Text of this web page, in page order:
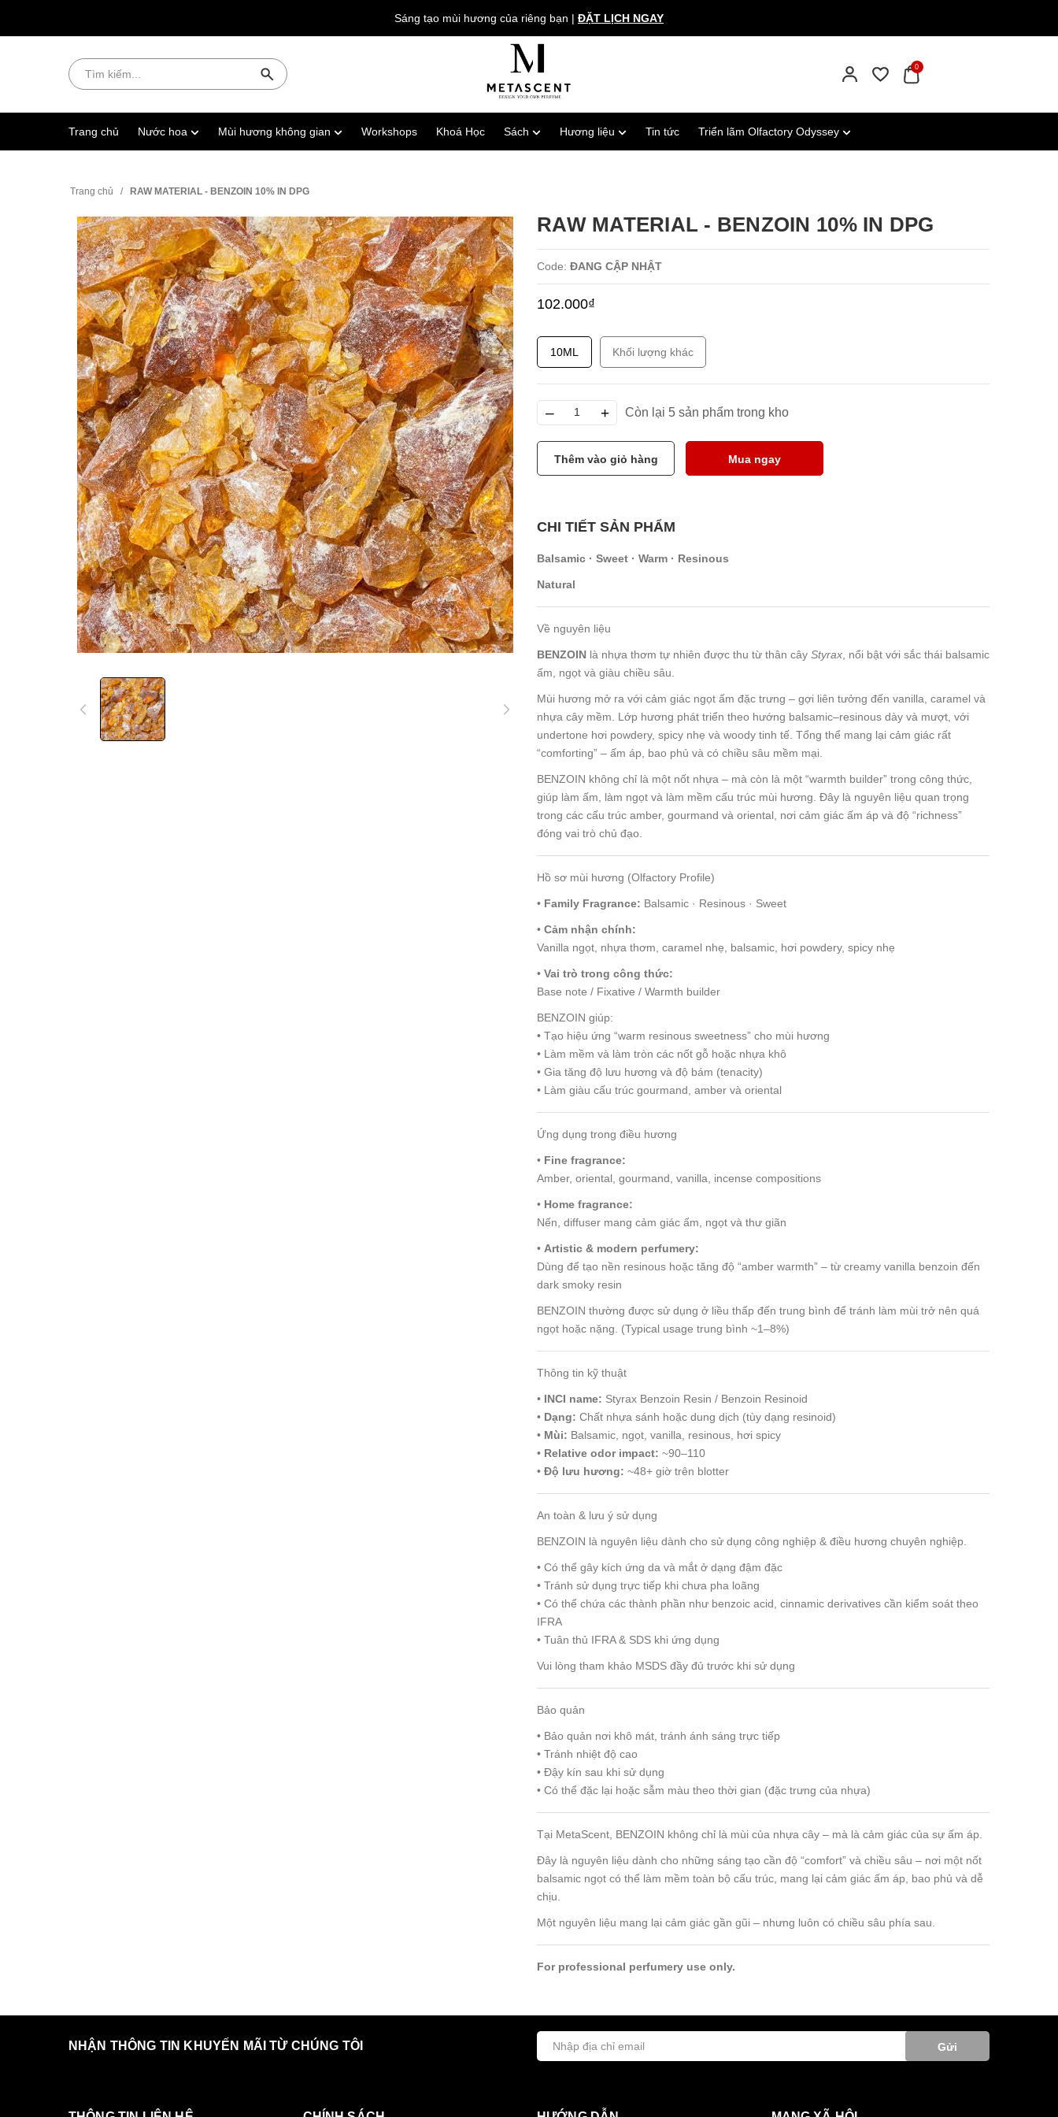
Sáng tạo mùi hương của riêng bạn | ĐẶT LỊCH NGAY
0
Trang chủ Nước hoa Mùi hương không gian Workshops Khoá Học Sách Hương liệu Tin tức Triển lãm Olfactory Odyssey
Trang chủ / RAW MATERIAL - BENZOIN 10% IN DPG
RAW MATERIAL - BENZOIN 10% IN DPG
Code: ĐANG CẬP NHẬT
102.000₫
10ML Khối lượng khác
– + Còn lại 5 sản phẩm trong kho
Thêm vào giỏ hàng Mua ngay
CHI TIẾT SẢN PHẨM
Balsamic · Sweet · Warm · Resinous
Natural
Về nguyên liệu
BENZOIN là nhựa thơm tự nhiên được thu từ thân cây Styrax , nổi bật với sắc thái balsamic
ấm, ngọt và giàu chiều sâu.
Mùi hương mở ra với cảm giác ngọt ấm đặc trưng – gợi liên tưởng đến vanilla, caramel và
nhựa cây mềm. Lớp hương phát triển theo hướng balsamic–resinous dày và mượt, với
undertone hơi powdery, spicy nhẹ và woody tinh tế. Tổng thể mang lại cảm giác rất
“comforting” – ấm áp, bao phủ và có chiều sâu mềm mại.
BENZOIN không chỉ là một nốt nhựa – mà còn là một “warmth builder” trong công thức,
giúp làm ấm, làm ngọt và làm mềm cấu trúc mùi hương. Đây là nguyên liệu quan trọng
trong các cấu trúc amber, gourmand và oriental, nơi cảm giác ấm áp và độ “richness”
đóng vai trò chủ đạo.
Hồ sơ mùi hương (Olfactory Profile)
• Family Fragrance: Balsamic · Resinous · Sweet
• Cảm nhận chính:
Vanilla ngọt, nhựa thơm, caramel nhẹ, balsamic, hơi powdery, spicy nhẹ
• Vai trò trong công thức:
Base note / Fixative / Warmth builder
BENZOIN giúp:
• Tạo hiệu ứng “warm resinous sweetness” cho mùi hương
• Làm mềm và làm tròn các nốt gỗ hoặc nhựa khô
• Gia tăng độ lưu hương và độ bám (tenacity)
• Làm giàu cấu trúc gourmand, amber và oriental
Ứng dụng trong điều hương
• Fine fragrance:
Amber, oriental, gourmand, vanilla, incense compositions
• Home fragrance:
Nến, diffuser mang cảm giác ấm, ngọt và thư giãn
• Artistic & modern perfumery:
Dùng để tạo nền resinous hoặc tăng độ “amber warmth” – từ creamy vanilla benzoin đến
dark smoky resin
BENZOIN thường được sử dụng ở liều thấp đến trung bình để tránh làm mùi trở nên quá
ngọt hoặc nặng. (Typical usage trung bình ~1–8%)
Thông tin kỹ thuật
• INCI name: Styrax Benzoin Resin / Benzoin Resinoid
• Dạng: Chất nhựa sánh hoặc dung dịch (tùy dạng resinoid)
• Mùi: Balsamic, ngọt, vanilla, resinous, hơi spicy
• Relative odor impact: ~90–110
• Độ lưu hương: ~48+ giờ trên blotter
An toàn & lưu ý sử dụng
BENZOIN là nguyên liệu dành cho sử dụng công nghiệp & điều hương chuyên nghiệp.
• Có thể gây kích ứng da và mắt ở dạng đậm đặc
• Tránh sử dụng trực tiếp khi chưa pha loãng
• Có thể chứa các thành phần như benzoic acid, cinnamic derivatives cần kiểm soát theo
IFRA
• Tuân thủ IFRA & SDS khi ứng dụng
Vui lòng tham khảo MSDS đầy đủ trước khi sử dụng
Bảo quản
• Bảo quản nơi khô mát, tránh ánh sáng trực tiếp
• Tránh nhiệt độ cao
• Đậy kín sau khi sử dụng
• Có thể đặc lại hoặc sẫm màu theo thời gian (đặc trưng của nhựa)
Tại MetaScent, BENZOIN không chỉ là mùi của nhựa cây – mà là cảm giác của sự ấm áp.
Đây là nguyên liệu dành cho những sáng tạo cần độ “comfort” và chiều sâu – nơi một nốt
balsamic ngọt có thể làm mềm toàn bộ cấu trúc, mang lại cảm giác ấm áp, bao phủ và dễ
chịu.
Một nguyên liệu mang lại cảm giác gần gũi – nhưng luôn có chiều sâu phía sau.
For professional perfumery use only.
NHẬN THÔNG TIN KHUYẾN MÃI TỪ CHÚNG TÔI Gửi